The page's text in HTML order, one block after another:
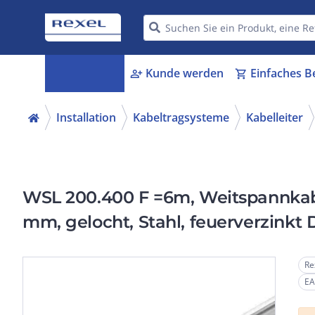
person_add Kunde werden shopping_cart Einfaches
Installation Kabeltragsysteme Kabelleiter
WSL 200.400 F =6m,
mm, gelocht, Stahl, feuerverzinkt